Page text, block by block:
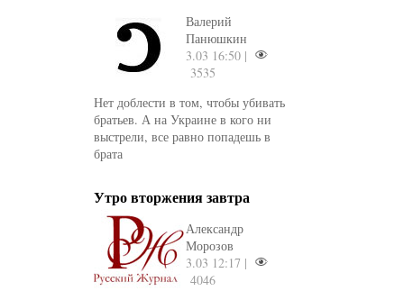
Валерий
Панюшкин
3.03 16:50 |
3535
Нет доблести в том, чтобы убивать
братьев. А на Украине в кого ни
выстрели, все равно попадешь в
брата
Утро вторжения завтра
Александр
Морозов
3.03 12:17 |
4046